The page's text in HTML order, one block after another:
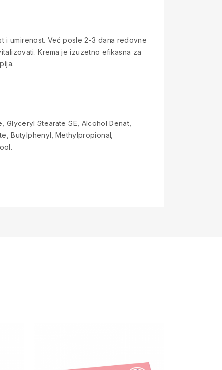
i umirenost. Već posle 2-3 dana redovne
Krema je izuzetno efikasna za
Glyceryl Stearate SE, Alcohol Denat,
Butylphenyl, Methylpropional,